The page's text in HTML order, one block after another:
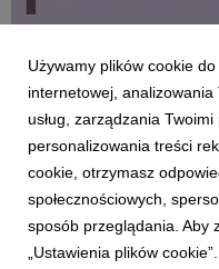
SZCZECIN
Pierwszy w
Używamy plików cookie
internetowej,
usług, zarządzania
personalizowania treści
cookie, otrzymasz
społecznościowych,
sposób przeglądania. Aby
„Ustawienia plików